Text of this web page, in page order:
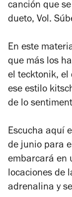
canción que
dueto, Vol.
En este
que más los
el tecktonik, el
ese estilo
de lo
Escucha aquí
de junio para
embarcará en
locaciones de
adrenalina y